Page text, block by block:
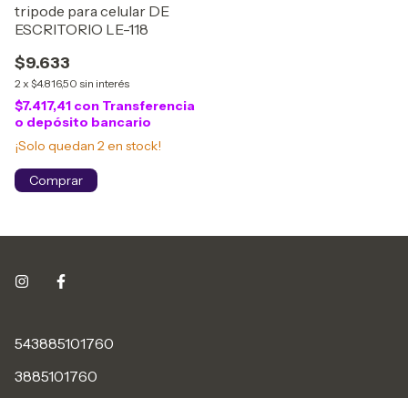
tripode para celular DE
ESCRITORIO LE-118
$9.633
2 x $4.816,50 sin interés
$7.417,41 con Transferencia
o depósito bancario
¡Solo quedan 2 en stock!
543885101760
3885101760